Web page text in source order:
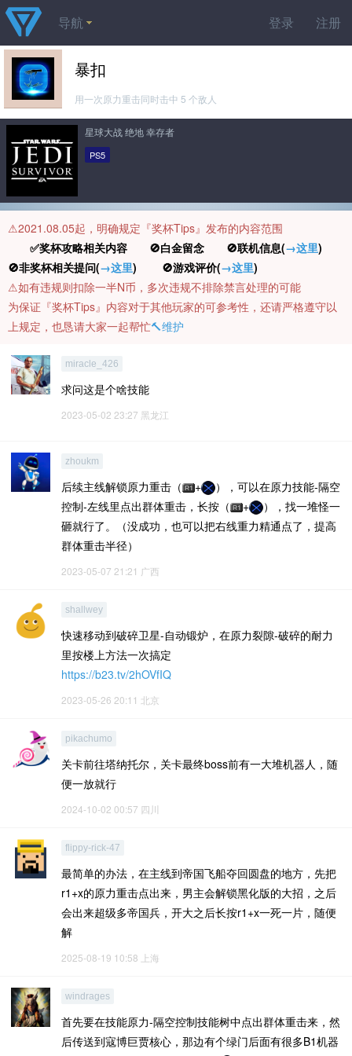
登录 注册
导航
暴扣
用一次原力重击同时击中 5 个敌人
星球大战 绝地 幸存者
PS5
⚠️2021.08.05起，明确规定『奖杯Tips』发布的内容范围
✅奖杯攻略相关内容 🚫白金留念 🚫联机信息(→这里)
🚫非奖杯相关提问(→这里) 🚫游戏评价(→这里)
⚠️如有违规则扣除一半N币，多次违规不排除禁言处理的可能
为保证『奖杯Tips』内容对于其他玩家的可参考性，还请严格遵守以
上规定，也恳请大家一起帮忙🔨维护
miracle_426
求问这是个啥技能
2023-05-02 23:27 黑龙江
zhoukm
后续主线解锁原力重击（ +
），可以在原力技能-隔空
控制-左线里点出群体重击，长按（
+
），找一堆怪一
砸就行了。（没成功，也可以把右线重力精通点了，提高
群体重击半径）
2023-05-07 21:21 广西
shallwey
快速移动到破碎卫星-自动锻炉，在原力裂隙-破碎的耐力
里按楼上方法一次搞定
https://b23.tv/2hOVfIQ
2023-05-26 20:11 北京
pikachumo
关卡前往塔纳托尔，关卡最终boss前有一大堆机器人，随
便一放就行
2024-10-02 00:57 四川
flippy-rick-47
最简单的办法，在主线到帝国飞船夺回圆盘的地方，先把
r1+x的原力重击点出来，男主会解锁黑化版的大招，之后
会出来超级多帝国兵，开大之后长按r1+x一死一片，随便
解
2025-08-19 10:58 上海
windrages
首先要在技能原力-隔空控制技能树中点出群体重击来，然
后传送到寇博巨贾核心，那边有个绿门后面有很多B1机器